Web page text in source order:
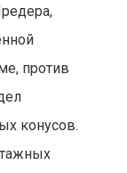
против
конусов.